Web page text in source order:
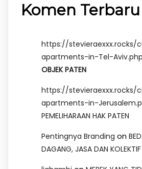
Komen Terbaru
https://stevieraexxx.rocks/
apartments-in-Tel-Aviv.php
OBJEK PATEN
https://stevieraexxx.rocks/
apartments-in-
PEMELIHARAAN HAK PATEN
Pentingnya Branding on
DAGANG, JASA DAN KOLEKTIF